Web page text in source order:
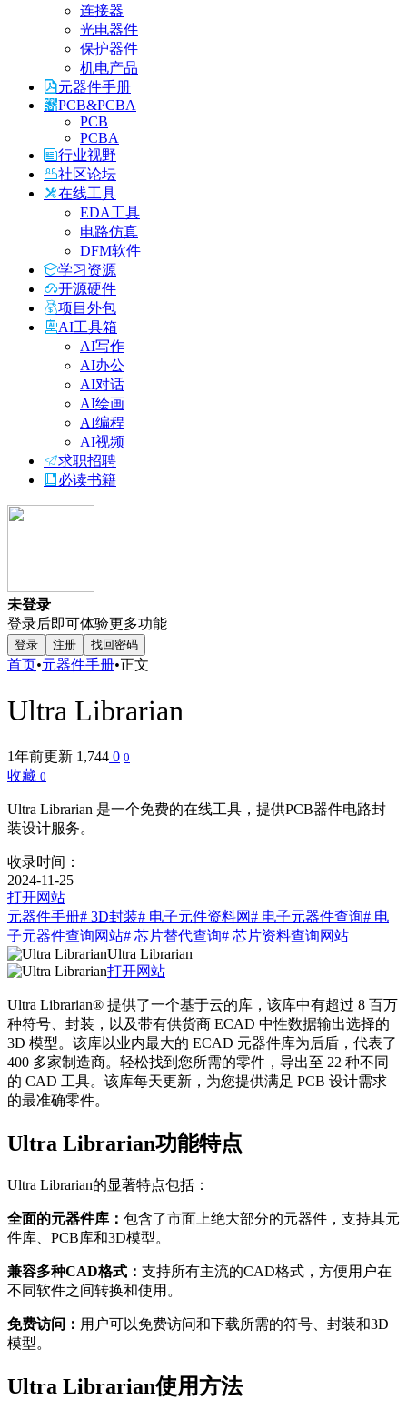
连接器
光电器件
保护器件
机电产品
元器件手册
PCB&PCBA
PCB
PCBA
行业视野
社区论坛
在线工具
EDA工具
电路仿真
DFM软件
学习资源
开源硬件
项目外包
AI工具箱
AI写作
AI办公
AI对话
AI绘画
AI编程
AI视频
求职招聘
必读书籍
未登录
登录后即可体验更多功能
登录 注册 找回密码
首页•元器件手册•正文
Ultra Librarian
1年前更新 1,744 0 0
收藏 0
Ultra Librarian 是一个免费的在线工具，提供PCB器件电路封
装设计服务。
收录时间：
2024-11-25
打开网站
元器件手册# 3D封装# 电子元件资料网# 电子元器件查询# 电
子元器件查询网站# 芯片替代查询# 芯片资料查询网站
Ultra Librarian
打开网站
Ultra Librarian® 提供了一个基于云的库，该库中有超过 8 百万
种符号、封装，以及带有供货商 ECAD 中性数据输出选择的
3D 模型。该库以业内最大的 ECAD 元器件库为后盾，代表了
400 多家制造商。轻松找到您所需的零件，导出至 22 种不同
的 CAD 工具。该库每天更新，为您提供满足 PCB 设计需求
的最准确零件。
Ultra Librarian功能特点
Ultra Librarian的显著特点包括：
‌全面的元器件库‌： 包含了市面上绝大部分的元器件，支持其元
件库、PCB库和3D模型‌。
‌兼容多种CAD格式‌： 支持所有主流的CAD格式，方便用户在
不同软件之间转换和使用‌。
‌免费访问‌： 用户可以免费访问和下载所需的符号、封装和3D
模型‌。
Ultra Librarian使用方法